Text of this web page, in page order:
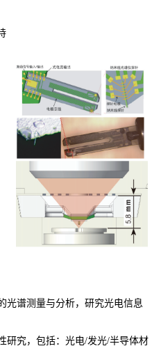
光谱测量与分析，研究光电信息
研究，包括：光电/发光/半导体材